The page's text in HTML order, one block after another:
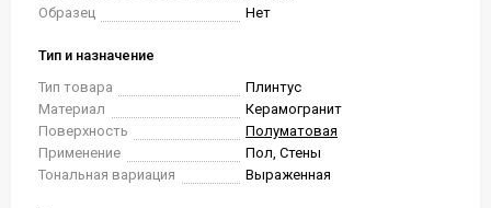
Образец
Нет
Тип и назначение
Тип товара
Плинтус
Материал
Керамогранит
Поверхность
Полуматовая
Применение
Пол, Стены
Тональная вариация
Выраженная